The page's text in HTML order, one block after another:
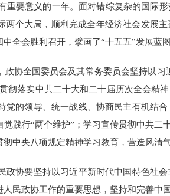
重要意义的一年。面对错综复杂的国际
个大局，顺利完成全年经济社会发展
全会胜利召开，擘画了“十五五”发展蓝图
协全国委员会及其常务委员会坚持以
彻落实中共二十大和二十届历次全会
党的领导、统一战线、协商民主有机结
践行“两个维护”；学习宣传贯彻中共
中央八项规定精神学习教育，营造风清
政协要坚持以习近平新时代中国特色社
民政协工作的重要思想，坚持和完善